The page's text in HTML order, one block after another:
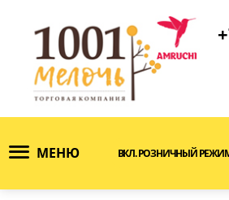
МЕНЮ ВКЛ. РОЗНИЧНЫЙ